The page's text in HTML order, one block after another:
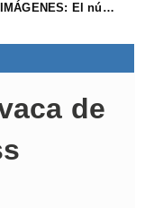
GALERÍA DE IMÁGENES: El núcleo de población de época romana con continuidad
de